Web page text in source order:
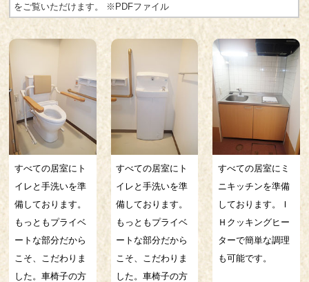
をご覧いただけます。 ※PDFファイル
すべての居室にト
イレと手洗いを準
備しております。
もっともプライベ
ートな部分だから
こそ、こだわりま
した。車椅子の方
すべての居室にト
イレと手洗いを準
備しております。
もっともプライベ
ートな部分だから
こそ、こだわりま
した。車椅子の方
すべての居室にミ
ニキッチンを準備
しております。Ｉ
Ｈクッキングヒー
ターで簡単な調理
も可能です。